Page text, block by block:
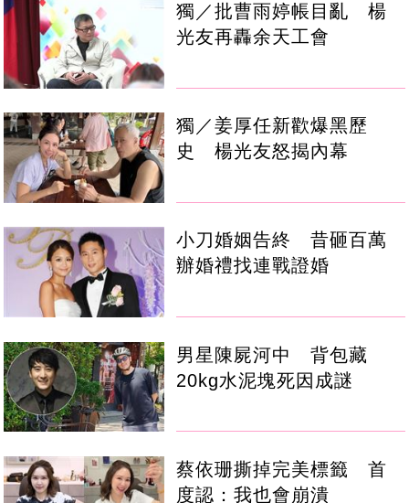
獨／批曹雨婷帳目亂 楊
光友再轟余天工會
獨／姜厚任新歡爆黑歷
史 楊光友怒揭內幕
小刀婚姻告終 昔砸百萬
辦婚禮找連戰證婚
男星陳屍河中 背包藏
20kg水泥塊死因成謎
蔡依珊撕掉完美標籤 首
度認：我也會崩潰